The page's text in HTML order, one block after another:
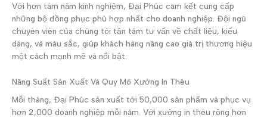
Với hơn tám năm kinh nghiệm, Đại Phúc cam kết cung cấp
những bộ đồng phục phù hợp nhất cho doanh nghiệp. Đội ngũ
chuyên viên của chúng tôi tận tâm tư vấn về chất liệu, kiểu
dáng, và màu sắc, giúp khách hàng nâng cao giá trị thương hiệu
một cách mạnh mẽ và nổi bật.
Năng Suất Sản Xuất Và Quy Mô Xưởng In Thêu
Mỗi tháng, Đại Phúc sản xuất tới 50,000 sản phẩm và phục vụ
hơn 2,000 doanh nghiệp mỗi năm. Với xưởng in thêu rộng hơn